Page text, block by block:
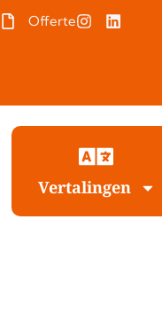
Offerte
Vertalingen